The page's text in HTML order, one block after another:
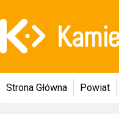
Strona Główna Powiat